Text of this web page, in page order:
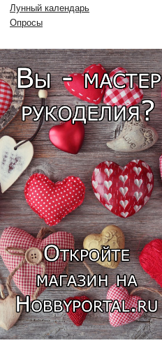
Лунный календарь
Опросы